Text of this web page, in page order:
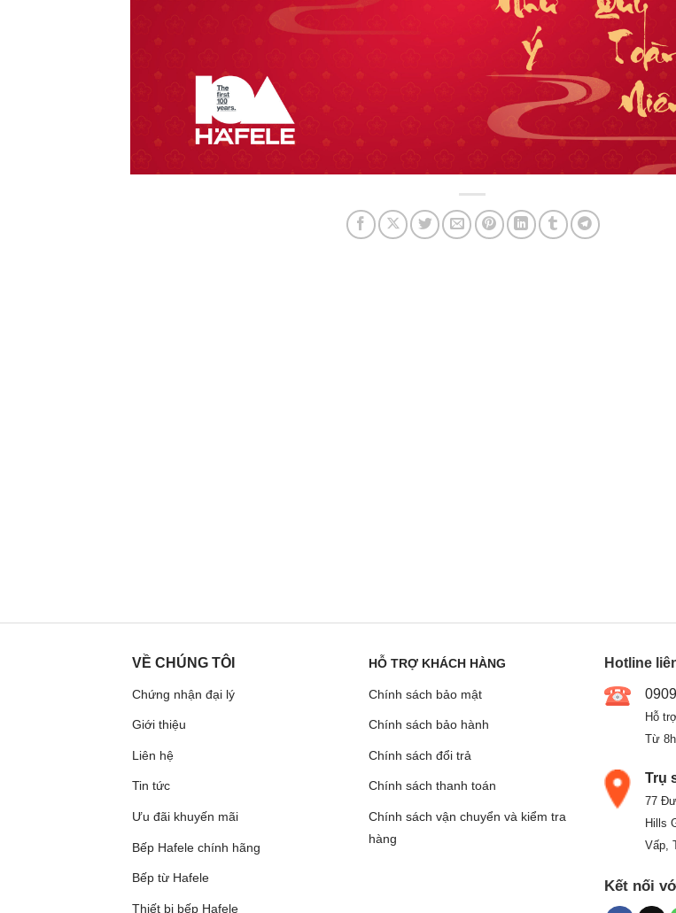
VỀ CHÚNG TÔI
Chứng nhận đại lý
Giới thiệu
Liên hệ
Tin tức
Ưu đãi khuyến mãi
Bếp Hafele chính hãng
Bếp từ Hafele
Thiết bị bếp Hafele
HỖ TRỢ KHÁCH HÀNG
Chính sách bảo mật
Chính sách bảo hành
Chính sách đổi trả
Chính sách thanh toán
Chính sách vận chuyển và kiểm tra
hàng
Hotline
Hỗ
Từ
Trụ
77
Hills
Vấp,
Kết nối